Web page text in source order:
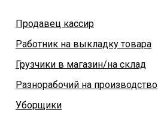
Уборщики
Разнорабочий на производство
Грузчики в магазин/на склад
Работник на выкладку товара
Продавец кассир